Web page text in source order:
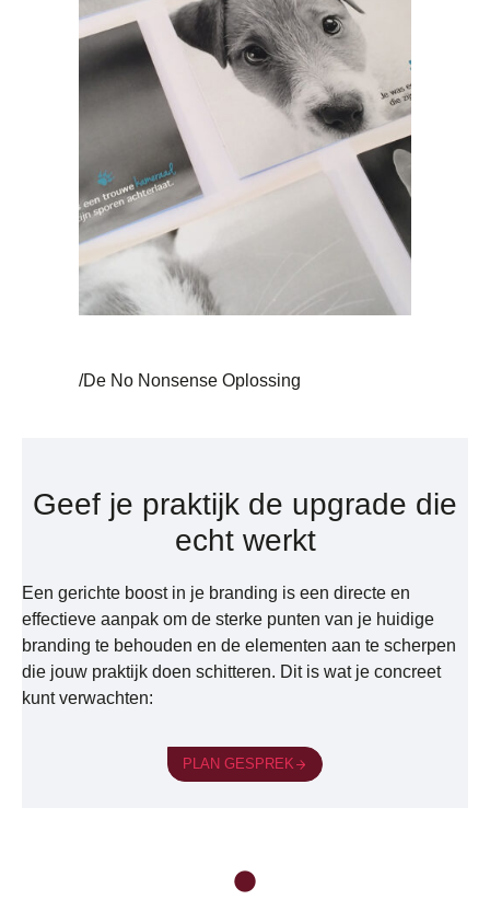
/De No Nonsense Oplossing
Geef je praktijk de upgrade die
echt werkt
Een gerichte boost in je branding is een directe en
effectieve aanpak om de sterke punten van je huidige
branding te behouden en de elementen aan te scherpen
die jouw praktijk doen schitteren. Dit is wat je concreet
kunt verwachten:
PLAN GESPREK